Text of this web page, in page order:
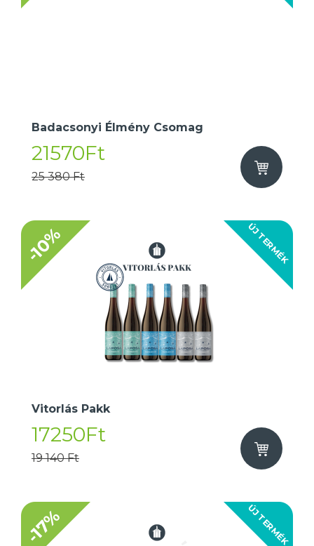
Badacsonyi Élmény Csomag
21570Ft
25 380 Ft
ÚJ TERMÉK
-10%
Vitorlás Pakk
17250Ft
19 140 Ft
ÚJ TERMÉK
-17%